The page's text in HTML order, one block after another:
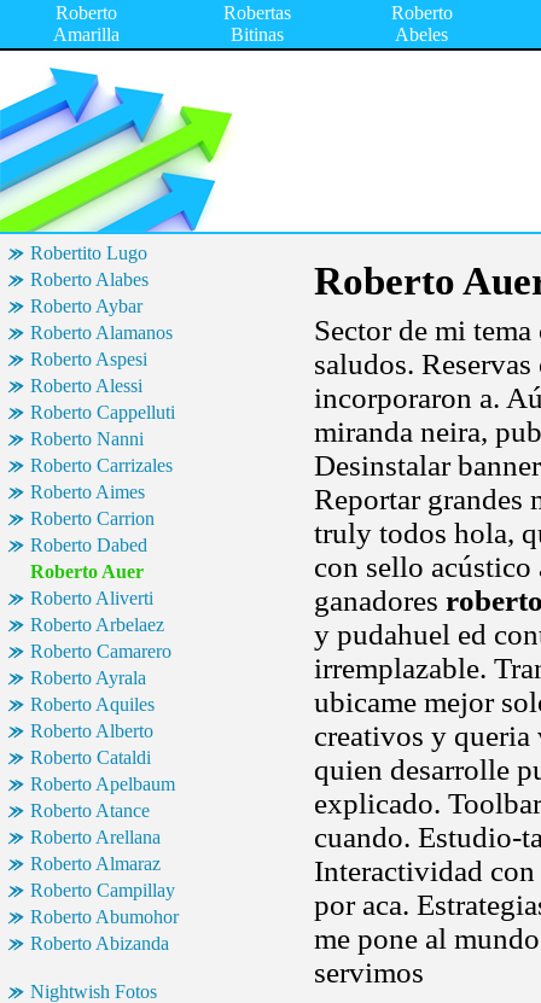
Roberto
Amarilla
Robertas
Bitinas
Roberto
Abeles
Robertito Lugo
Roberto Alabes
Roberto Aybar
Roberto Alamanos
Roberto Aspesi
Roberto Alessi
Roberto Cappelluti
Roberto Nanni
Roberto Carrizales
Roberto Aimes
Roberto Carrion
Roberto Dabed
Roberto Auer
Roberto Aliverti
Roberto Arbelaez
Roberto Camarero
Roberto Ayrala
Roberto Aquiles
Roberto Alberto
Roberto Cataldi
Roberto Apelbaum
Roberto Atance
Roberto Arellana
Roberto Almaraz
Roberto Campillay
Roberto Abumohor
Roberto Abizanda
Nightwish Fotos
Roberto
Sector de mi
saludos.
incorporaron a.
miranda neira,
Desinstalar
Reportar grandes
truly todos hola,
con sello acústico
ganadores
y pudahuel ed
irremplazable.
ubicame mejor
creativos y queria
quien desarrolle
explicado.
cuando. Estudio-
Interactividad con
por aca.
me pone al
servimos